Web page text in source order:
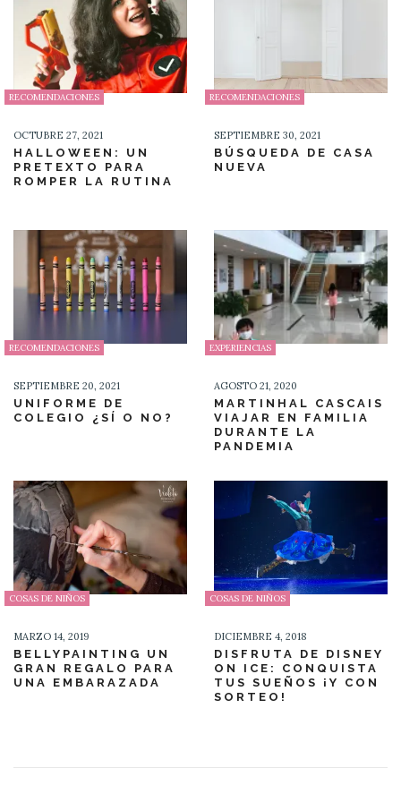
RECOMENDACIONES
OCTUBRE 27, 2021
HALLOWEEN: UN
PRETEXTO PARA
ROMPER LA RUTINA
RECOMENDACIONES
SEPTIEMBRE 30, 2021
BÚSQUEDA DE CASA
NUEVA
RECOMENDACIONES
SEPTIEMBRE 20, 2021
UNIFORME DE
COLEGIO ¿SÍ O NO?
EXPERIENCIAS
AGOSTO 21, 2020
MARTINHAL CASCAIS
VIAJAR EN FAMILIA
DURANTE LA
PANDEMIA
COSAS DE NIÑOS
MARZO 14, 2019
BELLYPAINTING UN
GRAN REGALO PARA
UNA EMBARAZADA
COSAS DE NIÑOS
DICIEMBRE 4, 2018
DISFRUTA DE DISNEY
ON ICE: CONQUISTA
TUS SUEÑOS ¡Y CON
SORTEO!